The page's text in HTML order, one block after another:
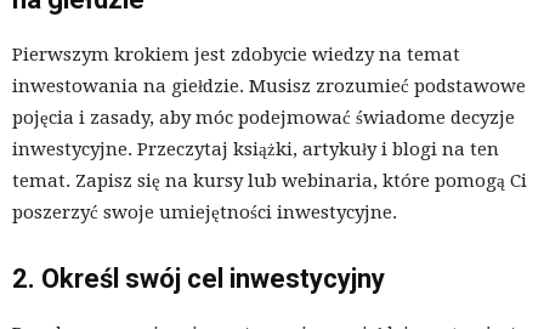
Pierwszym krokiem jest zdobycie wiedzy na temat
inwestowania na giełdzie. Musisz zrozumieć podstawowe
pojęcia i zasady, aby móc podejmować świadome decyzje
inwestycyjne. Przeczytaj książki, artykuły i blogi na ten
temat. Zapisz się na kursy lub webinaria, które pomogą Ci
poszerzyć swoje umiejętności inwestycyjne.
2. Określ swój cel inwestycyjny